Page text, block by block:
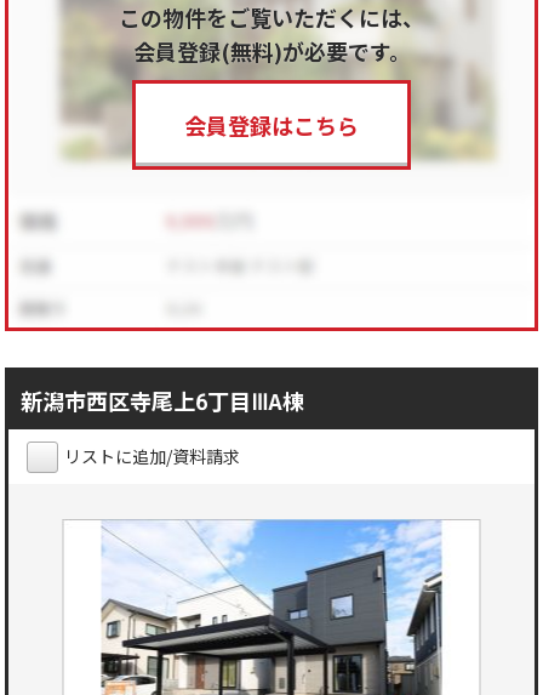
この物件をご覧いただくには、
会員登録(無料)が必要です。
会員登録はこちら
新潟市西区寺尾上6丁目ⅢA棟
リストに追加/資料請求